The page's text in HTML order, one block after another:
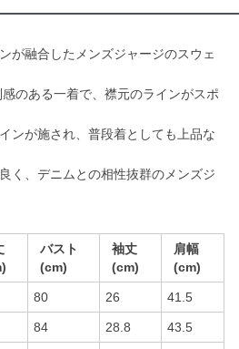
が融合したメンズジャージのスウェ
のある一着で、襟元のラインがスポ
ンが施され、普段着としても上品な
く、デニムとの相性抜群のメンズジ
バスト
(cm)
袖丈
(cm)
肩幅
(cm)
80 26 41.5
84 28.8 43.5